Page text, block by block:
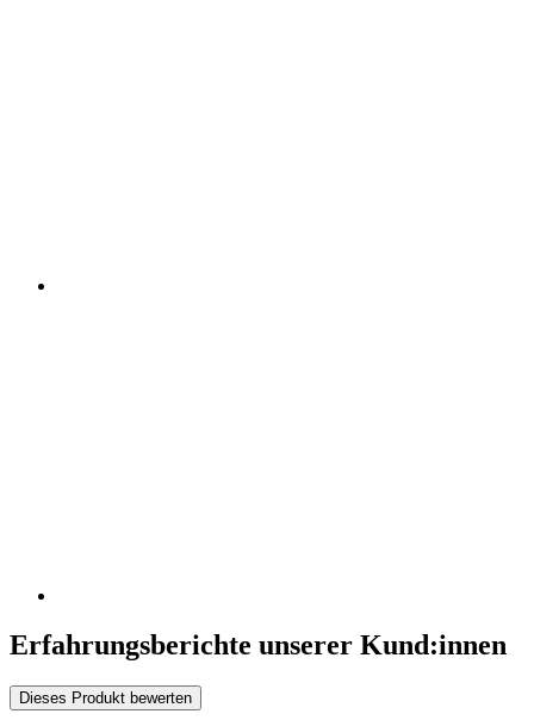
Erfahrungsberichte unserer Kund:innen
Dieses Produkt bewerten